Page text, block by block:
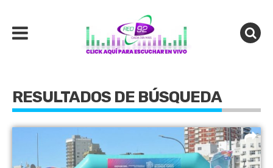
RESULTADOS DE BÚSQUEDA